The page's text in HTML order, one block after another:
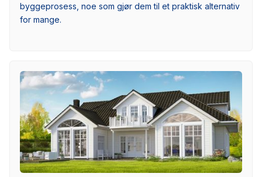
byggeprosess, noe som gjør dem til et praktisk alternativ
for mange.